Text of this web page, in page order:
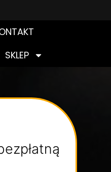
SKLEP